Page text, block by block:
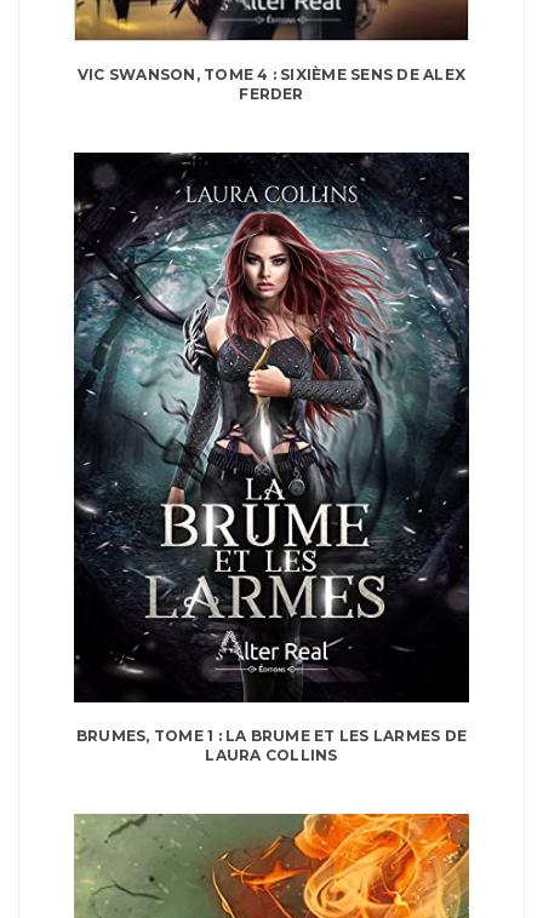
VIC SWANSON, TOME 4 : SIXIÈME SENS DE ALEX
FERDER
BRUMES, TOME 1 : LA BRUME ET LES LARMES DE
LAURA COLLINS